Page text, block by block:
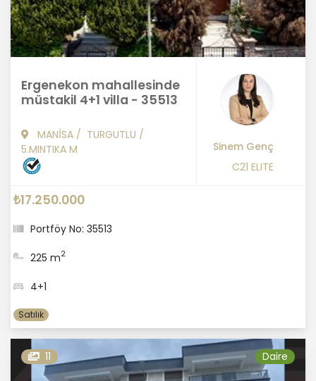
Ergenekon mahallesinde
müstakil 4+1 villa - 35513
MANİSA / TURGUTLU /
5.MINTIKA M
Sinem Genç
C21 ELITE
₺17.250.000
Portföy No: 35513
225 m2
4+1
Satılık
11 Daire